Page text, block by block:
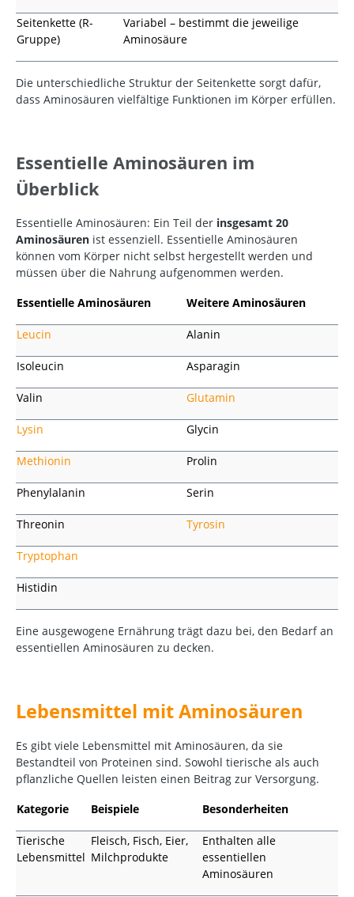
Seitenkette (R-
Gruppe)
Variabel – bestimmt die jeweilige
Aminosäure
Die unterschiedliche Struktur der Seitenkette sorgt dafür,
dass Aminosäuren vielfältige Funktionen im Körper erfüllen.
Essentielle Aminosäuren im
Überblick
Essentielle Aminosäuren: Ein Teil der insgesamt 20
Aminosäuren ist essenziell. Essentielle Aminosäuren
können vom Körper nicht selbst hergestellt werden und
müssen über die Nahrung aufgenommen werden.
Essentielle Aminosäuren
Weitere Aminosäuren
Leucin Alanin
Isoleucin Asparagin
Valin Glutamin
Lysin Glycin
Methionin Prolin
Phenylalanin Serin
Threonin Tyrosin
Tryptophan
Histidin
Eine ausgewogene Ernährung trägt dazu bei, den Bedarf an
essentiellen Aminosäuren zu decken.
Lebensmittel mit Aminosäuren
Es gibt viele Lebensmittel mit Aminosäuren, da sie
Bestandteil von Proteinen sind. Sowohl tierische als auch
pflanzliche Quellen leisten einen Beitrag zur Versorgung.
Kategorie
Beispiele Besonderheiten
Tierische
Lebensmittel
Fleisch, Fisch, Eier,
Milchprodukte
Enthalten alle
essentiellen
Aminosäuren